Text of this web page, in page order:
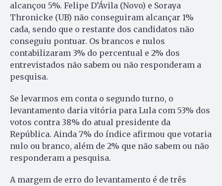
alcançou 5%. Felipe D’Ávila (Novo) e Soraya
Thronicke (UB) não conseguiram alcançar 1%
cada, sendo que o restante dos candidatos não
conseguiu pontuar. Os brancos e nulos
contabilizaram 3% do percentual e 2% dos
entrevistados não sabem ou não responderam a
pesquisa.
Se levarmos em conta o segundo turno, o
levantamento daria vitória para Lula com 53% dos
votos contra 38% do atual presidente da
República. Ainda 7% do índice afirmou que votaria
nulo ou branco, além de 2% que não sabem ou não
responderam a pesquisa.
A margem de erro do levantamento é de três